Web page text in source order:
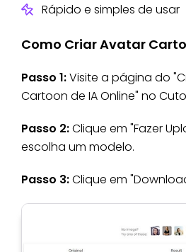
Rápido e simples de usar
Como Criar Avatar
Passo 1:Visite a página do
Cartoon de IA Online" no
Passo 2:Clique em "Fazer
escolha um modelo.
Passo 3:Clique em